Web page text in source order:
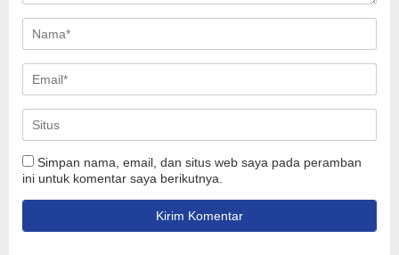
Simpan nama, email, dan situs web saya pada peramban
ini untuk komentar saya berikutnya.